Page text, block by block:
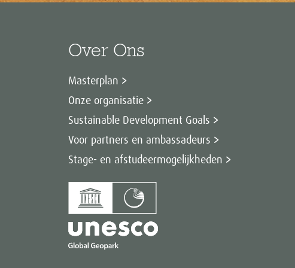
Over Ons
Masterplan
Onze organisatie
Sustainable Development Goals
Voor partners en ambassadeurs
Stage- en afstudeermogelijkheden